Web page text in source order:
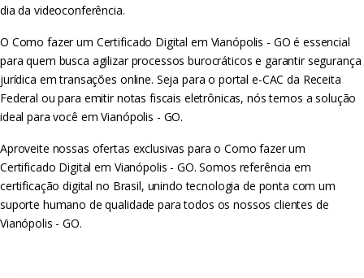
dia da videoconferência.
O Como fazer um Certificado Digital em Vianópolis - GO é essencial
para quem busca agilizar processos burocráticos e garantir segurança
jurídica em transações online. Seja para o portal e-CAC da Receita
Federal ou para emitir notas fiscais eletrônicas, nós temos a solução
ideal para você em Vianópolis - GO.
Aproveite nossas ofertas exclusivas para o Como fazer um
Certificado Digital em Vianópolis - GO. Somos referência em
certificação digital no Brasil, unindo tecnologia de ponta com um
suporte humano de qualidade para todos os nossos clientes de
Vianópolis - GO.